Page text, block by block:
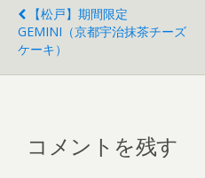
【松戸】期間限定
GEMINI（京都宇治抹茶チーズ
ケーキ）
コメントを残す